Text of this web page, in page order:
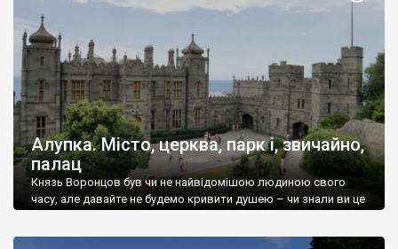
Алупка. Місто, церква, парк і, звичайно,
палац
Князь Воронцов був чи не найвідомішою людиною свого
часу, але давайте не будемо кривити душею – чи знали ви це